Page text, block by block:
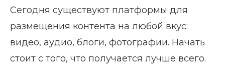
Сегодня существуют платформы для
размещения контента на любой вкус:
видео, аудио, блоги, фотографии. Начать
стоит с того, что получается лучше всего.